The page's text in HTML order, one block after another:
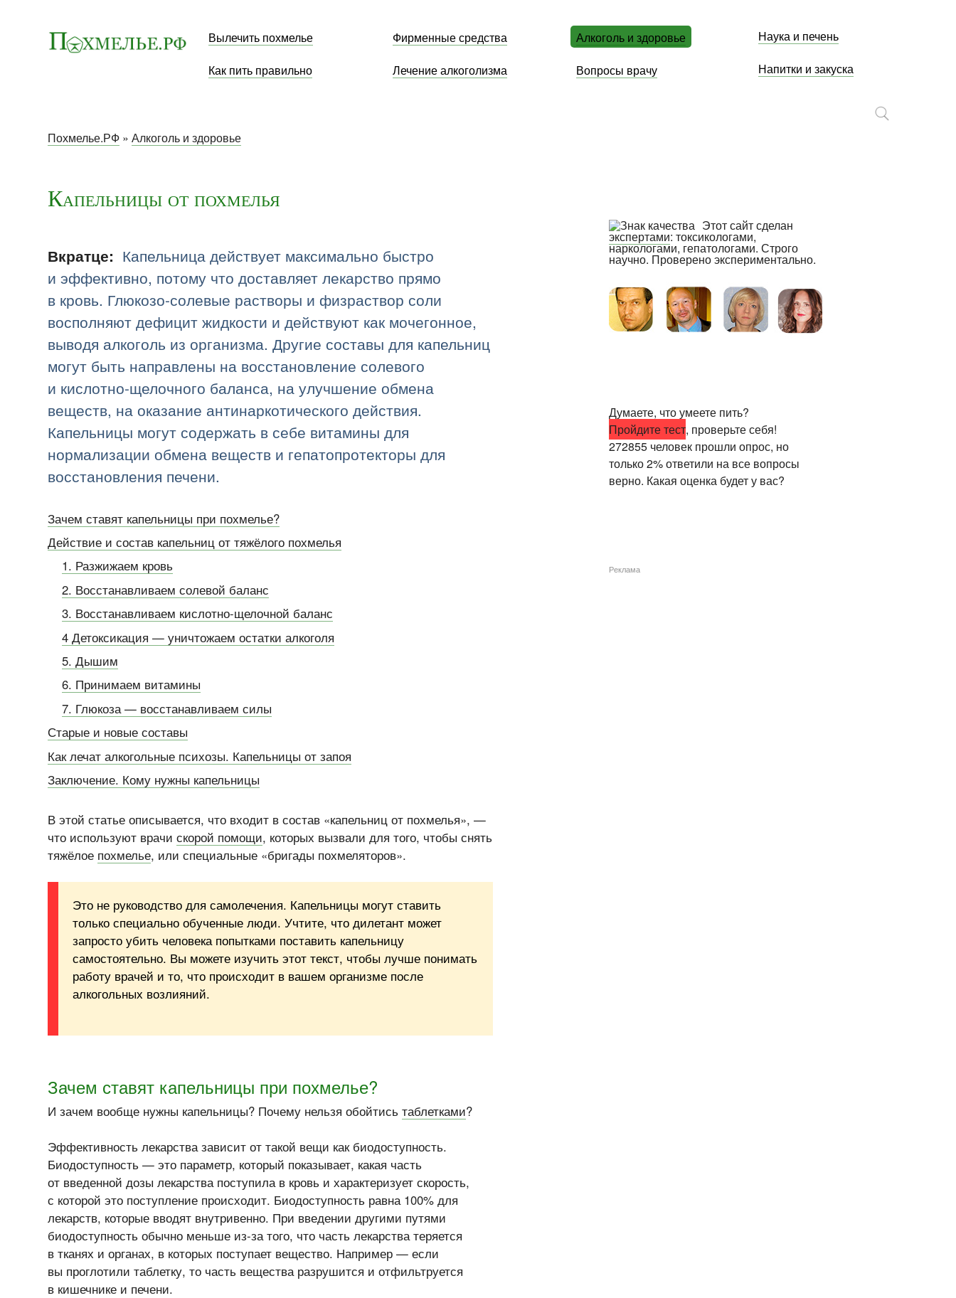
Вылечить похмелье Фирменные средства Алкоголь и здоровье Наука и печень
Как пить правильно Лечение алкоголизма Вопросы врачу Напитки и закуска
Похмелье.РФ » Алкоголь и здоровье
Капельницы от похмелья
Вкратце: Капельница действует максимально быстро
и эффективно, потому что доставляет лекарство прямо
в кровь. Глюкозо-солевые растворы и физраствор соли
восполняют дефицит жидкости и действуют как мочегонное,
выводя алкоголь из организма. Другие составы для капельниц
могут быть направлены на восстановление солевого
и кислотно-щелочного баланса, на улучшение обмена
веществ, на оказание антинаркотического действия.
Капельницы могут содержать в себе витамины для
нормализации обмена веществ и гепатопротекторы для
восстановления печени.
Зачем ставят капельницы при похмелье?
Действие и состав капельниц от тяжёлого похмелья
1. Разжижаем кровь
2. Восстанавливаем солевой баланс
3. Восстанавливаем кислотно-щелочной баланс
4 Детоксикация — уничтожаем остатки алкоголя
5. Дышим
6. Принимаем витамины
7. Глюкоза — восстанавливаем силы
Старые и новые составы
Как лечат алкогольные психозы. Капельницы от запоя
Заключение. Кому нужны капельницы
В этой статье описывается, что входит в состав «капельниц от похмелья», —
что используют врачискорой помощи, которых вызвали для того, чтобы снять
тяжёлое похмелье, или специальные «бригады похмеляторов».
Это не руководство для самолечения. Капельницы могут ставить
только специально обученные люди. Учтите, что дилетант может
запросто убить человека попытками поставить капельницу
самостоятельно. Вы можете изучить этот текст, чтобы лучше понимать
работу врачей и то, что происходит в вашем организме после
алкогольных возлияний.
Зачем ставят капельницы при похмелье?
И зачем вообще нужны капельницы? Почему нельзя обойтисьтаблетками?
Эффективность лекарства зависит от такой вещи как биодоступность.
Биодоступность — это параметр, который показывает, какая часть
от введенной дозы лекарства поступила в кровь и характеризует скорость,
с которой это поступление происходит. Биодоступность равна 100% для
лекарств, которые вводят внутривенно. При введении другими путями
биодоступность обычно меньше из-за того, что часть лекарства теряется
в тканях и органах, в которых поступает вещество. Например — если
вы проглотили таблетку, то часть вещества разрушится и отфильтруется
в кишечнике и печени.
Этот сайт сделан
экспертами: токсикологами,
наркологами, гепатологами. Строго
научно. Проверено экспериментально.
Думаете, что умеете пить?
Пройдите тест, проверьте себя!
272855 человек прошли опрос, но
только 2% ответили на все вопросы
верно. Какая оценка будет у вас?
Реклама